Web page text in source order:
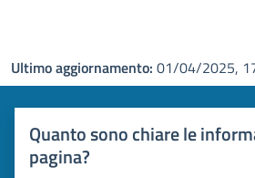
Ultimo aggiornamento: 01/04/2025,
Quanto sono chiare le
pagina?